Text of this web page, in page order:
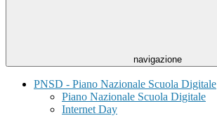
navigazione
PNSD - Piano Nazionale Scuola Digitale
Piano Nazionale Scuola Digitale
Internet Day